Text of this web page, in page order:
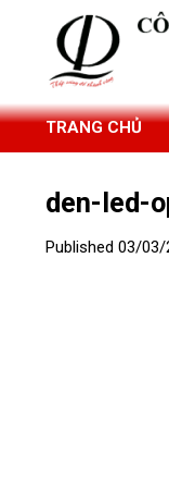
TRANG CHỦ
den-led-
Published 03/03/